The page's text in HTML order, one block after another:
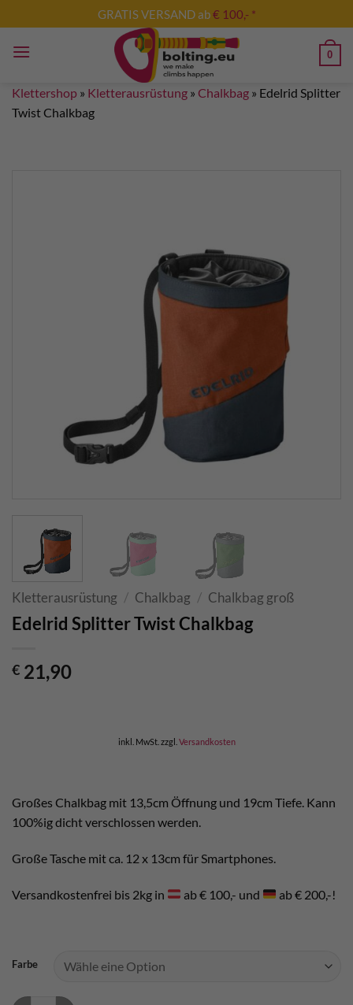
Inhalt
springen
GRATIS VERSAND ab€ 100,- *
0
Klettershop » Kletterausrüstung » Chalkbag » Edelrid Splitter
Twist Chalkbag
Kletterausrüstung / Chalkbag / Chalkbag groß
Edelrid Splitter Twist Chalkbag
€ 21,90
inkl. MwSt. zzgl. Versandkosten
Großes Chalkbag mit 13,5cm Öffnung und 19cm Tiefe. Kann
100%ig dicht verschlossen werden.
Große Tasche mit ca. 12 x 13cm für Smartphones.
Versandkostenfrei bis 2kg in ab € 100,- und ab € 200,-!
Farbe